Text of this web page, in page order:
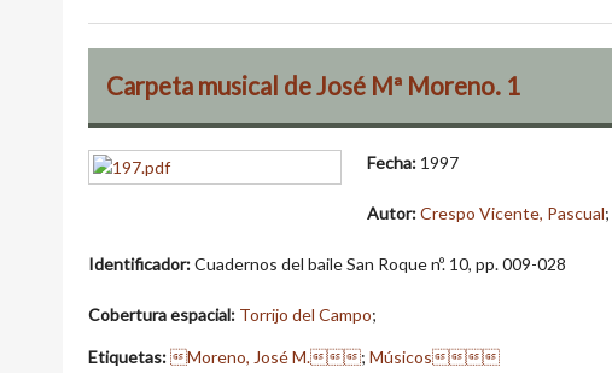
Carpeta musical de José Mª Moreno. 1
Fecha: 1997
Autor:Crespo Vicente, Pascual;
Identificador:Cuadernos del baile San Roque nº. 10, pp. 009-028
Cobertura espacial: Torrijo del Campo;
Etiquetas: Moreno, José M. ; Músicos